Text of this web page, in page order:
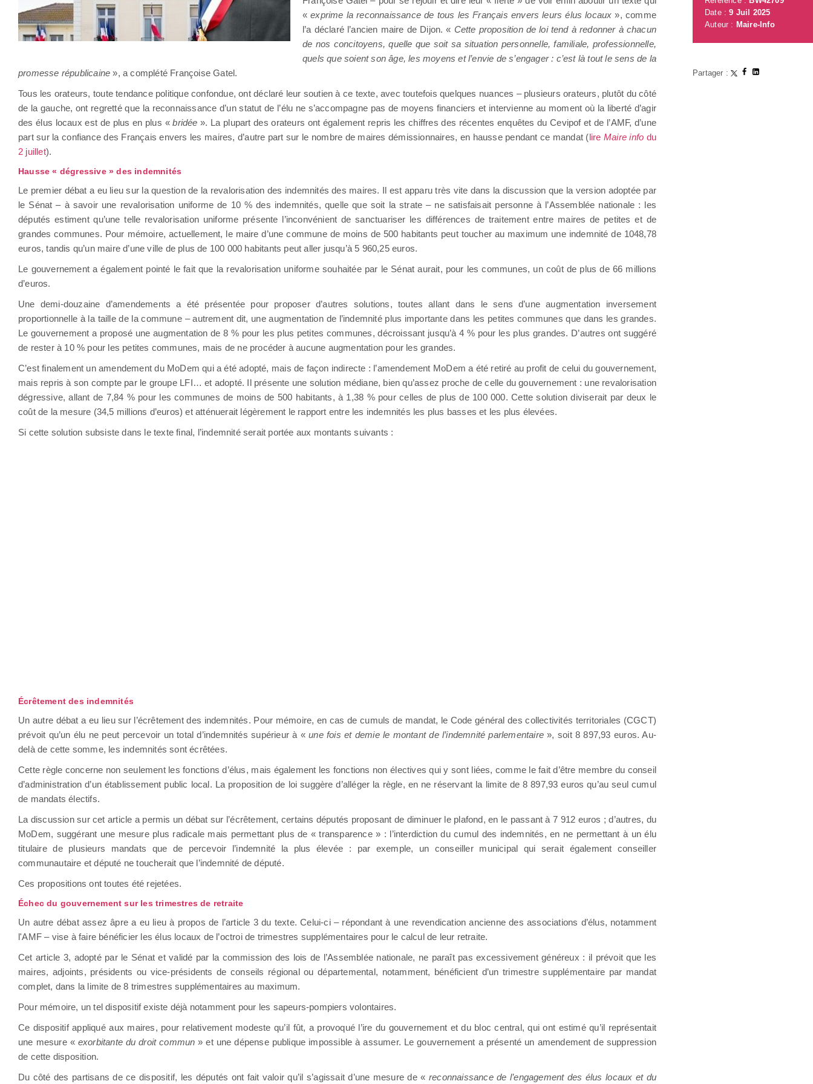
«exprime la reconnaissance de tous les Français envers leurs élus locaux », comme
l’a déclaré l’ancien maire de Dijon. « Cette proposition de loi tend à redonner à chacun
de nos concitoyens, quelle que soit sa situation personnelle, familiale, professionnelle,
quels que soient son âge, les moyens et l’envie de s’engager : c’est là tout le sens de la
promesse républicaine», a complété Françoise Gatel.
Tous les orateurs, toute tendance politique confondue, ont déclaré leur soutien à ce texte, avec toutefois quelques nuances – plusieurs orateurs, plutôt du côté
de la gauche, ont regretté que la reconnaissance d’un statut de l’élu ne s’accompagne pas de moyens financiers et intervienne au moment où la liberté d’agir
des élus locaux est de plus en plus «bridée». La plupart des orateurs ont également repris les chiffres des récentes enquêtes du Cevipof et de l’AMF, d’une
part sur la confiance des Français envers les maires, d’autre part sur le nombre de maires démissionnaires, en hausse pendant ce mandat (lire Maire info du
2 juillet).
Hausse « dégressive » des indemnités
Le premier débat a eu lieu sur la question de la revalorisation des indemnités des maires. Il est apparu très vite dans la discussion que la version adoptée par
le Sénat – à savoir une revalorisation uniforme de 10 % des indemnités, quelle que soit la strate – ne satisfaisait personne à l’Assemblée nationale : les
députés estiment qu’une telle revalorisation uniforme présente l’inconvénient de sanctuariser les différences de traitement entre maires de petites et de
grandes communes. Pour mémoire, actuellement, le maire d’une commune de moins de 500 habitants peut toucher au maximum une indemnité de 1048,78
euros, tandis qu’un maire d’une ville de plus de 100 000 habitants peut aller jusqu’à 5 960,25 euros.
Le gouvernement a également pointé le fait que la revalorisation uniforme souhaitée par le Sénat aurait, pour les communes, un coût de plus de 66 millions
d’euros.
Une demi-douzaine d’amendements a été présentée pour proposer d’autres solutions, toutes allant dans le sens d’une augmentation inversement
proportionnelle à la taille de la commune – autrement dit, une augmentation de l’indemnité plus importante dans les petites communes que dans les grandes.
Le gouvernement a proposé une augmentation de 8 % pour les plus petites communes, décroissant jusqu’à 4 % pour les plus grandes. D’autres ont suggéré
de rester à 10 % pour les petites communes, mais de ne procéder à aucune augmentation pour les grandes.
C’est finalement un amendement du MoDem qui a été adopté, mais de façon indirecte : l’amendement MoDem a été retiré au profit de celui du gouvernement,
mais repris à son compte par le groupe LFI… et adopté. Il présente une solution médiane, bien qu’assez proche de celle du gouvernement : une revalorisation
dégressive, allant de 7,84 % pour les communes de moins de 500 habitants, à 1,38 % pour celles de plus de 100 000. Cette solution diviserait par deux le
coût de la mesure (34,5 millions d’euros) et atténuerait légèrement le rapport entre les indemnités les plus basses et les plus élevées.
Si cette solution subsiste dans le texte final, l’indemnité serait portée aux montants suivants :
Écrêtement des indemnités
Un autre débat a eu lieu sur l’écrêtement des indemnités. Pour mémoire, en cas de cumuls de mandat, le Code général des collectivités territoriales (CGCT)
prévoit qu’un élu ne peut percevoir un total d’indemnités supérieur à «une fois et demie le montant de l’indemnité parlementaire », soit 8 897,93 euros. Au-
delà de cette somme, les indemnités sont écrêtées.
Cette règle concerne non seulement les fonctions d’élus, mais également les fonctions non électives qui y sont liées, comme le fait d’être membre du conseil
d’administration d’un établissement public local. La proposition de loi suggère d’alléger la règle, en ne réservant la limite de 8 897,93 euros qu’au seul cumul
de mandats électifs.
La discussion sur cet article a permis un débat sur l’écrêtement, certains députés proposant de diminuer le plafond, en le passant à 7 912 euros ; d’autres, du
MoDem, suggérant une mesure plus radicale mais permettant plus de « transparence » : l’interdiction du cumul des indemnités, en ne permettant à un élu
titulaire de plusieurs mandats que de percevoir l’indemnité la plus élevée : par exemple, un conseiller municipal qui serait également conseiller
communautaire et député ne toucherait que l’indemnité de député.
Ces propositions ont toutes été rejetées.
Échec du gouvernement sur les trimestres de retraite
Un autre débat assez âpre a eu lieu à propos de l’article 3 du texte. Celui-ci – répondant à une revendication ancienne des associations d’élus, notamment
l'AMF – vise à faire bénéficier les élus locaux de l’octroi de trimestres supplémentaires pour le calcul de leur retraite.
Cet article 3, adopté par le Sénat et validé par la commission des lois de l’Assemblée nationale, ne paraît pas excessivement généreux : il prévoit que les
maires, adjoints, présidents ou vice-présidents de conseils régional ou départemental, notamment, bénéficient d’un trimestre supplémentaire par mandat
complet, dans la limite de 8 trimestres supplémentaires au maximum.
Pour mémoire, un tel dispositif existe déjà notamment pour les sapeurs-pompiers volontaires.
Ce dispositif appliqué aux maires, pour relativement modeste qu’il fût, a provoqué l’ire du gouvernement et du bloc central, qui ont estimé qu’il représentait
une mesure « exorbitante du droit commun» et une dépense publique impossible à assumer. Le gouvernement a présenté un amendement de suppression
de cette disposition.
Du côté des partisans de ce dispositif, les députés ont fait valoir qu’il s’agissait d’une mesure de « reconnaissance de l’engagement des élus locaux et du
Date :9 Juil 2025
Auteur : Maire-Info
Partager :